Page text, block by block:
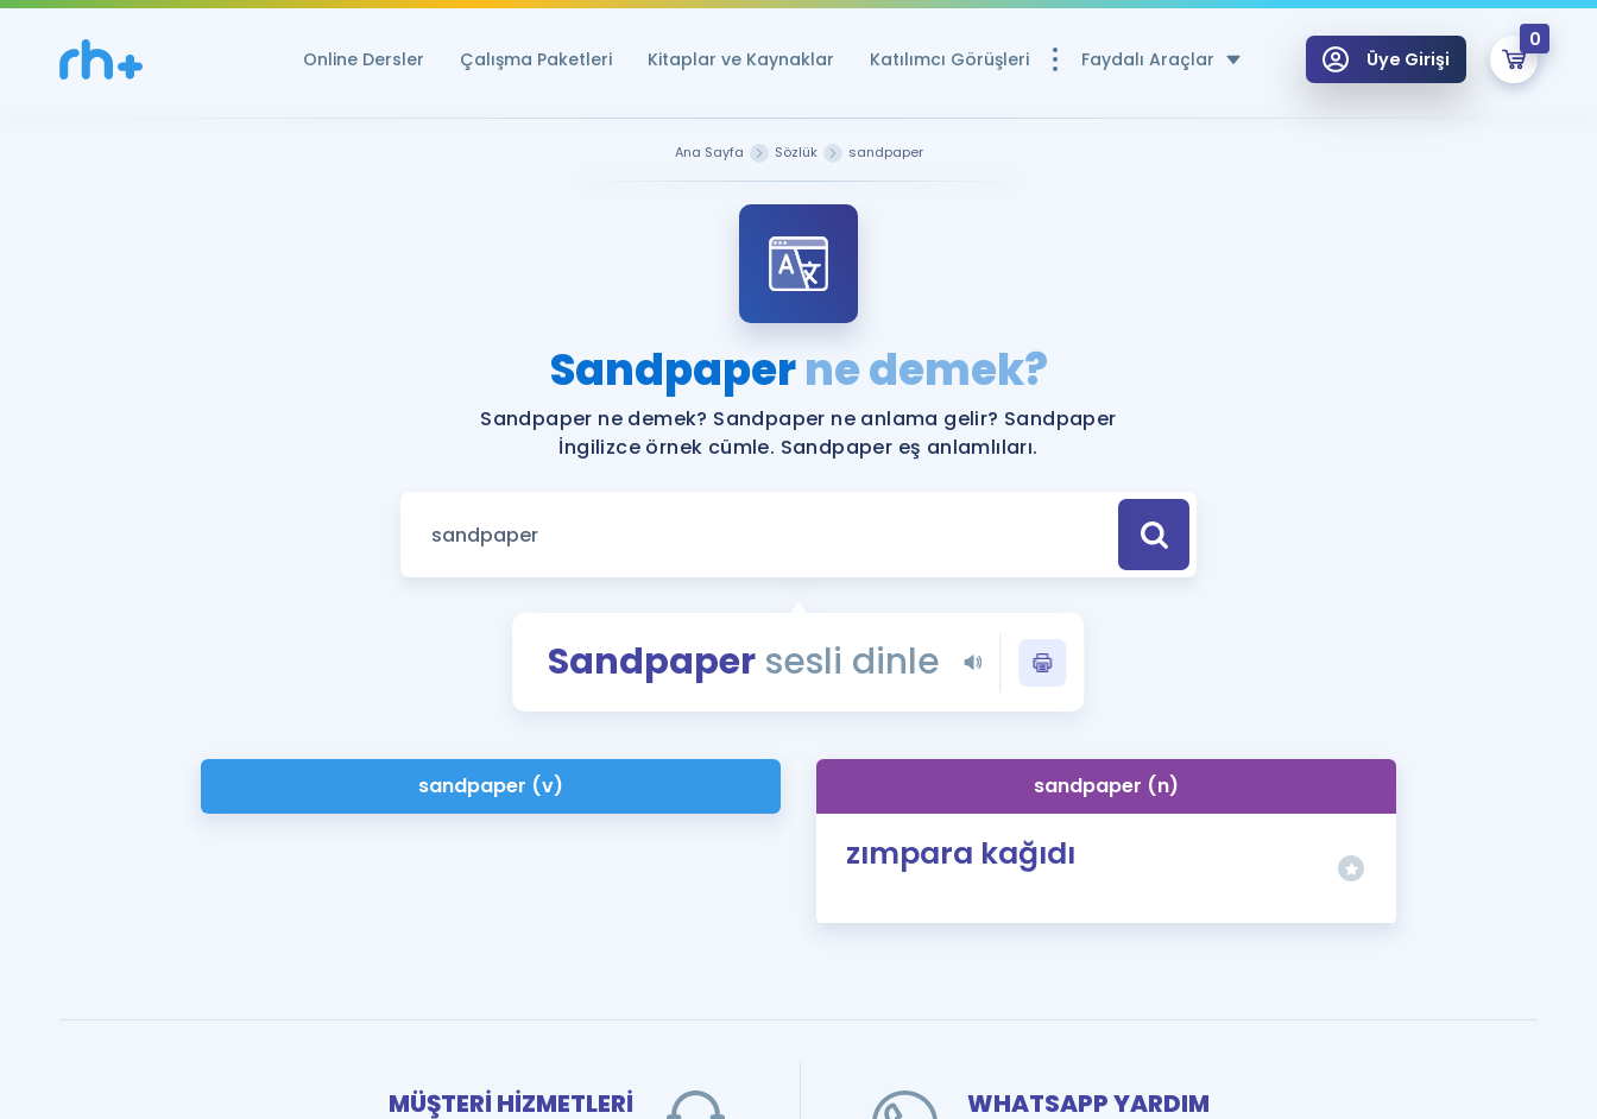
Online Dersler Çalışma Paketleri Kitaplar ve Kaynaklar Katılımcı Görüşleri Faydalı Araçlar
Ücretsiz Kaynaklar
YDS ve YÖKDİL Puan Hesaplama Aracı
YDS ve YÖKDİL'e Hazırlananlar için Öneriler
Tüm ÖSYM Sınavları Tek Takvimde
YDS - YÖKDİL Tüm Sınavlarla İlgili Haberler
İngilizce Gramer
Üye Girişi
0
Remzi Hoca ile seni sınava hazırlayacak onlarca eğitim seni bekliyor!
Ana Sayfa Sözlük sandpaper
Sandpaperne demek?
Sandpaper ne demek? Sandpaper ne anlama gelir? Sandpaper
İngilizce örnek cümle. Sandpaper eş anlamlıları.
Sandpaper sesli dinle
sandpaper (v) sandpaper (n)
zımpara kağıdı
MÜŞTERİ HİZMETLERİ WHATSAPP YARDIM